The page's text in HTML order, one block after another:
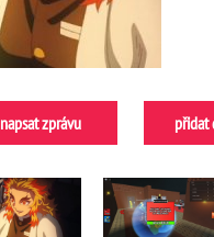
napsat zprávu přidat